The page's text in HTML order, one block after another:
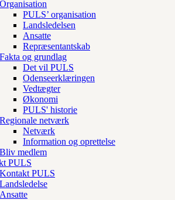
Organisation
PULS’ organisation
Landsledelsen
Ansatte
Repræsentantskab
Fakta og grundlag
Det vil PULS
Odenseerklæringen
Vedtægter
Økonomi
PULS' historie
Regionale netværk
Netværk
Information og oprettelse
Bliv medlem
PULS
Kontakt PULS
Landsledelse
Ansatte